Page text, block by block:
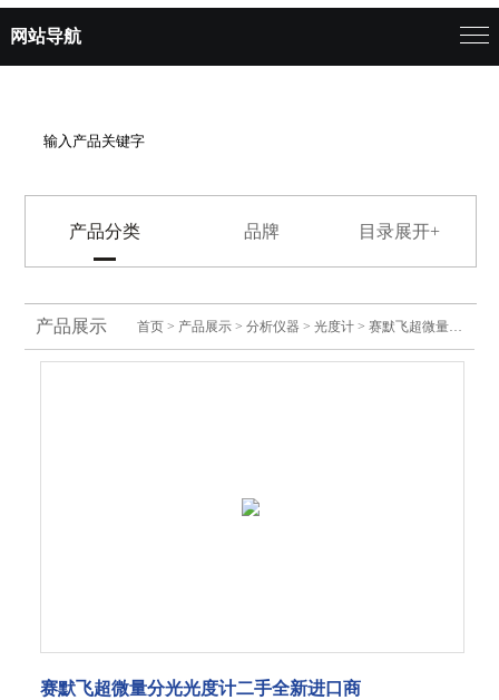
网站导航
产品分类 品牌 目录展开+
产品展示 首页 > 产品展示 >分析仪器 >光度计 > 赛默飞超微量分光光度计二手全新进口商
赛默飞超微量分光光度计二手全新进口商